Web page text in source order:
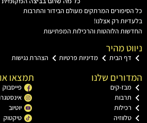
המרתקים מעולם הבידור והתרבות
רק אצלנו!
הלוהטות והרכילות המפתיעות
מהיר
הבית מדיניות פרטיות הצהרת נגישות
שלנו
קים
תמצאו אותנו
פייסבוק
אינסטגרם
יוטיוב
טיקטוק